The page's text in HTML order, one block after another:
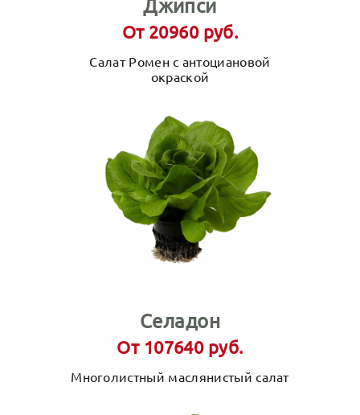
Джипси
От 20960 руб.
Салат Ромен с антоциановой
окраской
Селадон
От 107640 руб.
Многолистный маслянистый салат